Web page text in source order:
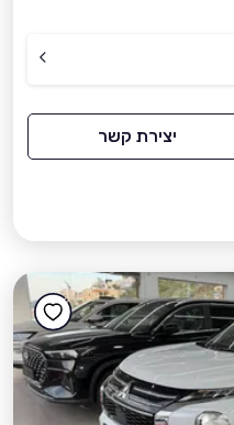
יצירת קשר